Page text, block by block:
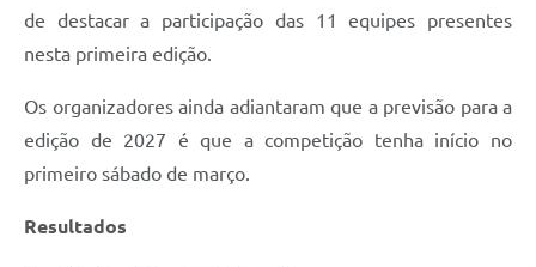
de destacar a participação das 11 equipes presentes
nesta primeira edição.
Os organizadores ainda adiantaram que a previsão para a
edição de 2027 é que a competição tenha início no
primeiro sábado de março.
Resultados